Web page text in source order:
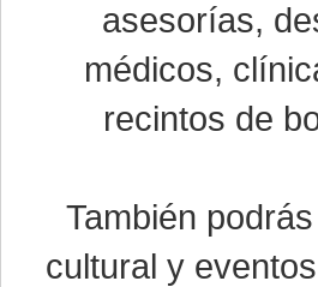
asesorías,
médicos,
recintos de
También
cultural y